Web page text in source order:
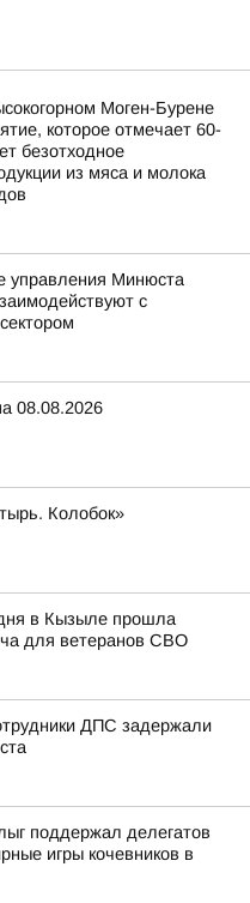
Моген-Бурене
которое отмечает 60-
безотходное
из мяса и молока
управления Минюста
с
08.08.2026
Колобок»
в Кызыле прошла
для ветеранов СВО
ДПС задержали
поддержал делегатов
игры кочевников в